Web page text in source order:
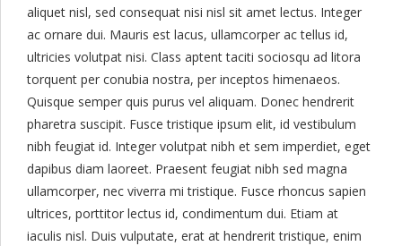
aliquet nisl, sed consequat nisi nisl sit amet lectus. Integer
ac ornare dui. Mauris est lacus, ullamcorper ac tellus id,
ultricies volutpat nisi. Class aptent taciti sociosqu ad litora
torquent per conubia nostra, per inceptos himenaeos.
Quisque semper quis purus vel aliquam. Donec hendrerit
pharetra suscipit. Fusce tristique ipsum elit, id vestibulum
nibh feugiat id. Integer volutpat nibh et sem imperdiet, eget
dapibus diam laoreet. Praesent feugiat nibh sed magna
ullamcorper, nec viverra mi tristique. Fusce rhoncus sapien
ultrices, porttitor lectus id, condimentum dui. Etiam at
iaculis nisl. Duis vulputate, erat at hendrerit tristique, enim